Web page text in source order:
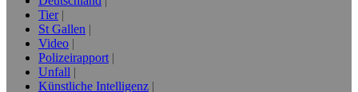
Tier
St Gallen
Video
Polizeirapport
Unfall
Künstliche Intelligenz